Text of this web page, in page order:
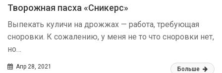
Творожная пасха «Сникерс»
Выпекать куличи на дрожжах — работа, требующая
сноровки. К сожалению, у меня не то что сноровки нет,
но…
Апр 28, 2021 Больше